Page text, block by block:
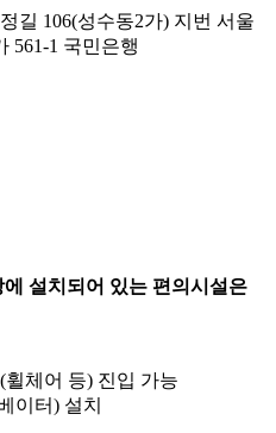
길 106(성수동2가) 지번 서울
561-1 국민은행
설치되어 있는 편의시설은
휠체어 등) 진입 가능
이터) 설치